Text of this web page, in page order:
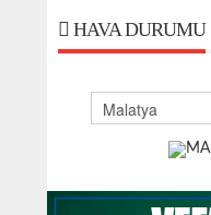
HAVA DURUMU